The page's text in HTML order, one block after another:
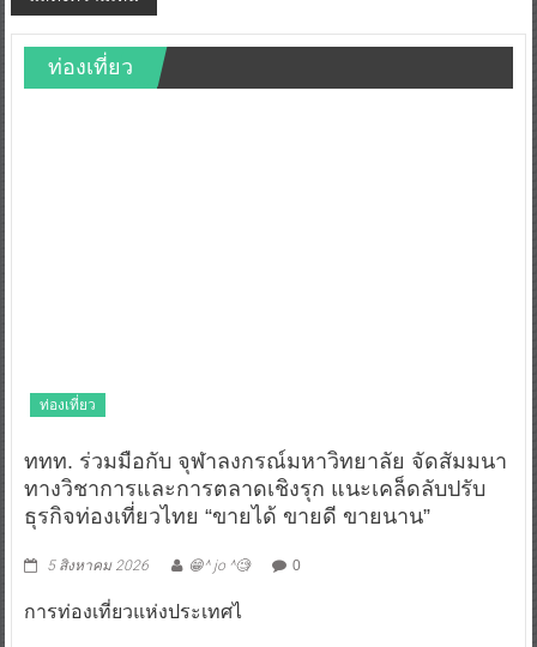
ท่องเที่ยว
ท่องเที่ยว
ททท. ร่วมมือกับ จุฬาลงกรณ์มหาวิทยาลัย จัดสัมมนา
ทางวิชาการและการตลาดเชิงรุก แนะเคล็ดลับปรับ
ธุรกิจท่องเที่ยวไทย “ขายได้ ขายดี ขายนาน”
5 สิงหาคม 2026 😁^ jo ^🧐 0
การท่องเที่ยวแห่งประเทศไ